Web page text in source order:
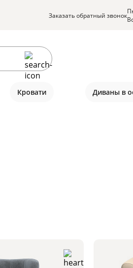
Заказать обратный звонок
Кровати Диваны в